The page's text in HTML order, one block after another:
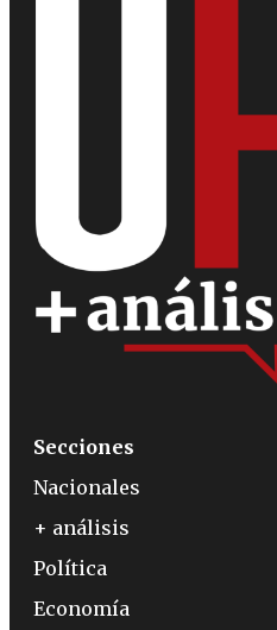
Secciones
Nacionales
+ análisis
Política
Economía